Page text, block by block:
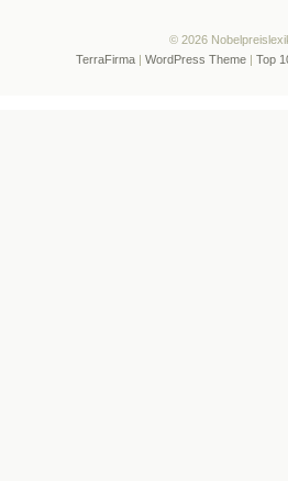
© 2026
TerraFirma| WordPress Theme| Top